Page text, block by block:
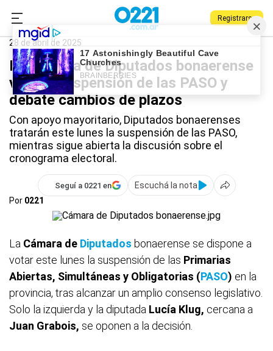
Registrarse
0221.com.ar
Diputados
28 de abril de 2025
La Cámara de Diputados bonaerense
vota la suspensión de las PASO y
debate cambios de plazos
Con apoyo mayoritario, Diputados bonaerenses
tratarán este lunes la suspensión de las PASO,
mientras sigue abierta la discusión sobre el
cronograma electoral.
Seguí a 0221 en
Escuchá la nota
Por 0221
La Cámara de Diputados bonaerense se dispone a
votar este lunes la suspensión de las Primarias
Abiertas, Simultáneas y Obligatorias (PASO) en la
provincia, tras alcanzar un amplio consenso legislativo.
Solo la izquierda y la diputada Lucía Klug, cercana a
Juan Grabois, se oponen a la decisión.